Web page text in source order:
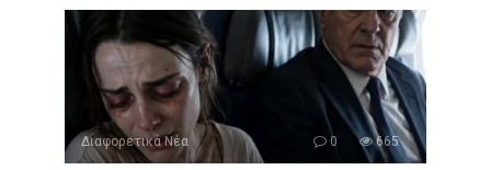
Διαφορετικά Νέα 0 665